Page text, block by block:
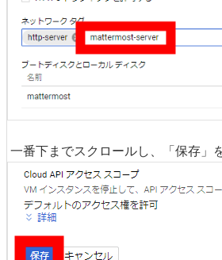
一番下までスクロールし、「保存」